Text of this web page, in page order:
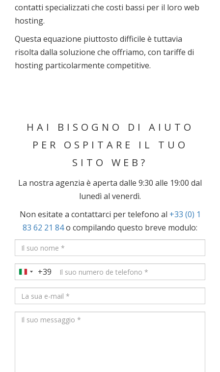
contatti specializzati che costi bassi per il loro web
hosting.
Questa equazione piuttosto difficile è tuttavia
risolta dalla soluzione che offriamo, con tariffe di
hosting particolarmente competitive.
HAI BISOGNO DI AIUTO
PER OSPITARE IL TUO
SITO WEB?
La nostra agenzia è aperta dalle 9:30 alle 19:00 dal
lunedì al venerdì.
Non esitate a contattarci per telefono al +33 (0) 1
83 62 21 84o compilando questo breve modulo:
Italy
+39
+39